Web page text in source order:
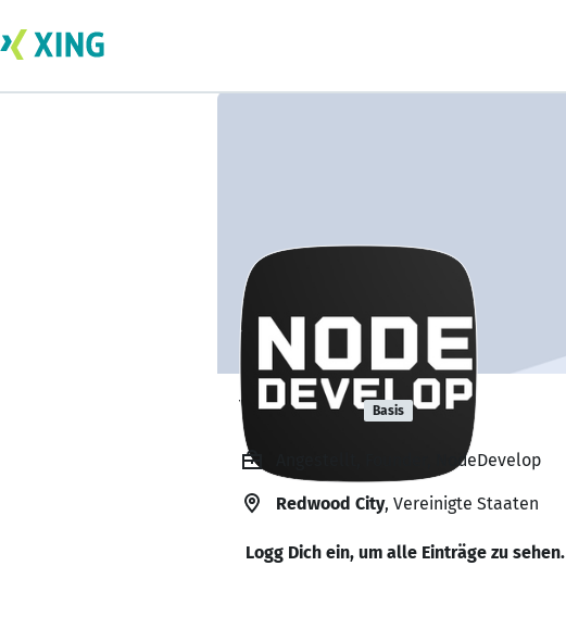
Yur Dert Basis
Angestellt, Founder, NodeDevelop
Redwood City, Vereinigte Staaten
Logg Dich ein, um alle Einträge zu sehen.